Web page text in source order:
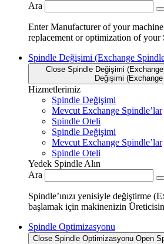
Ara
Enter Manufacturer of your
replacement or optimization of your
Spindle Değişimi (Exchange
Close Spindle Değişimi
Değişimi
Hizmetlerimiz
Spindle Değişimi
Mevcut Exchange Spindle’lar
Spindle Oteli
Spindle Değişimi
Mevcut Exchange Spindle’lar
Spindle Oteli
Yedek Spindle Alın
Ara
Spindle’ınızı yenisiyle değiştirme
başlamak için makinenizin
Spindle Optimizasyonu
Close Spindle Optimizasyonu Open